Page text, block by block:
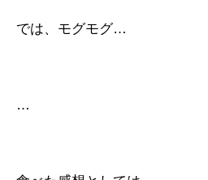
では、モグモグ…
…